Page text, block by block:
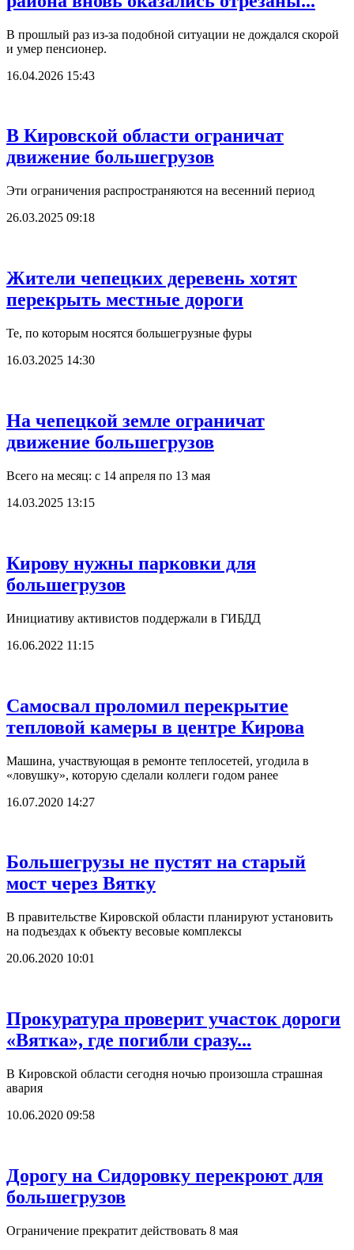
В прошлый раз из-за подобной ситуации не дождался скорой
и умер пенсионер.
16.04.2026 15:43
В Кировской области ограничат
движение большегрузов
Эти ограничения распространяются на весенний период
26.03.2025 09:18
Жители чепецких деревень хотят
перекрыть местные дороги
Те, по которым носятся большегрузные фуры
16.03.2025 14:30
На чепецкой земле ограничат
движение большегрузов
Всего на месяц: с 14 апреля по 13 мая
14.03.2025 13:15
Кирову нужны парковки для
большегрузов
Инициативу активистов поддержали в ГИБДД
16.06.2022 11:15
Самосвал проломил перекрытие
тепловой камеры в центре Кирова
Машина, участвующая в ремонте теплосетей, угодила в
«ловушку», которую сделали коллеги годом ранее
16.07.2020 14:27
Большегрузы не пустят на старый
мост через Вятку
В правительстве Кировской области планируют установить
на подъездах к объекту весовые комплексы
20.06.2020 10:01
Прокуратура проверит участок дороги
«Вятка», где погибли сразу...
В Кировской области сегодня ночью произошла страшная
авария
10.06.2020 09:58
Дорогу на Сидоровку перекроют для
большегрузов
Ограничение прекратит действовать 8 мая